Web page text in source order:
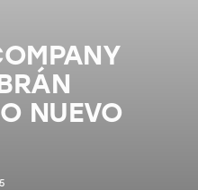
NUEVO